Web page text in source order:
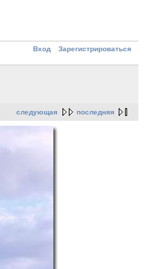
Вход Зарегистрироваться
следующая последняя